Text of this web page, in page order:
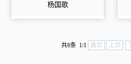
杨国歌
共8条 1/1 首页 上页